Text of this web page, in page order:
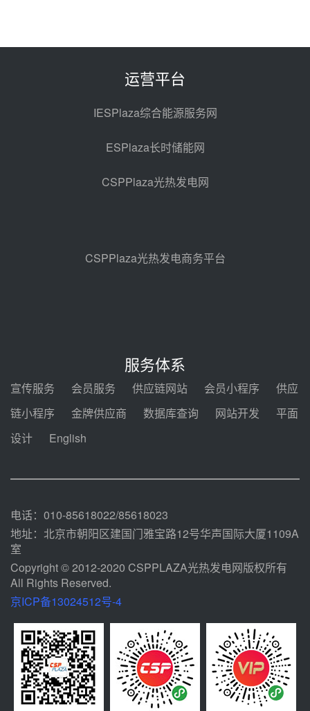
光热示范电站二列蒸汽发生器设备
热发电工程EPC总承包项目熔盐截
昊森机电中标新疆华电天山北麓基
地100MW光热发电工程EPC总承
包项目熔盐介质超声波流量计采购
前天 08-05 17:09
前天 08-05 14:48
2026-2029年熔盐介质框架协议
中能建华中试研院中标重能新疆
100MW光热项目机组调试及性能
规模化助力构建绿色低碳电力供给
运营平台
IESPlaza综合能源服务网
ESPlaza长时储能网
CSPPlaza光热发电网
CSPPlaza光热发电商务平台
服务体系
宣传服务 会员服务 供应链网站 会员小程序
供应
链小程序
金牌供应商 数据库查询 网站开发
平面
设计
English
电话：010-85618022/85618023
地址：北京市朝阳区建国门雅宝路12号华声国际大厦1109A
室
Copyright © 2012-2020 CSPPLAZA光热发电网版权所有
All Rights Reserved.
京ICP备13024512号-4